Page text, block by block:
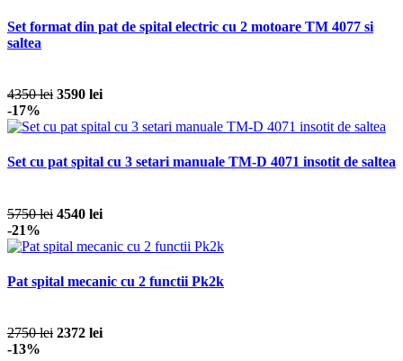
Set format din pat de spital electric cu 2 motoare TM 4077 si
saltea
4350 lei 3590 lei
-17%
Set cu pat spital cu 3 setari manuale TM-D 4071 insotit de saltea
5750 lei 4540 lei
-21%
Pat spital mecanic cu 2 functii Pk2k
2750 lei 2372 lei
-13%